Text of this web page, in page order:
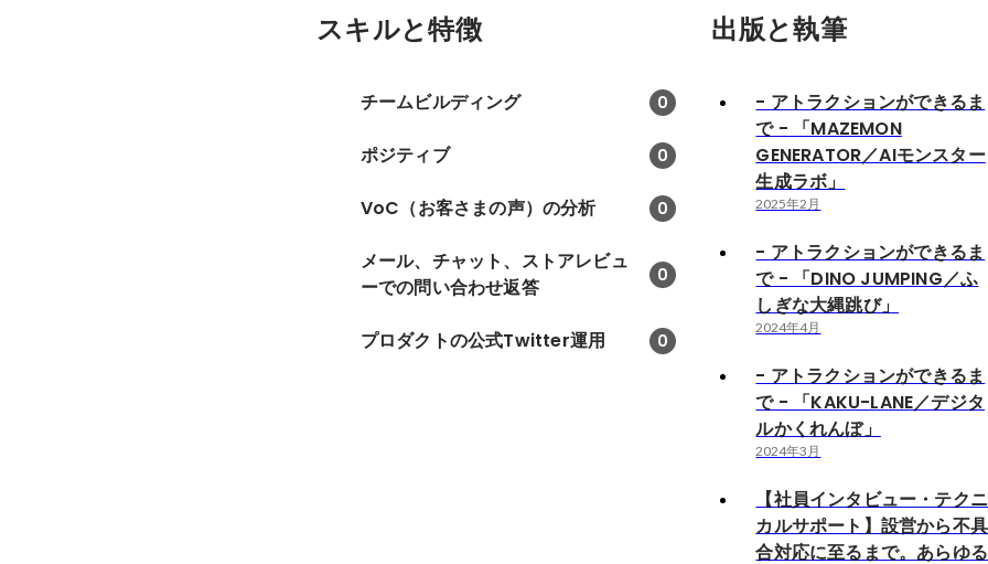
スキルと特徴
チームビルディング 0
ポジティブ 0
VoC（お客さまの声）の分析 0
メール、チャット、ストアレビュ
ーでの問い合わせ返答
0
プロダクトの公式Twitter運用 0
出版と執筆
- アトラクションができるま
で - 「MAZEMON
GENERATOR／AIモンスター
生成ラボ」
2025年2月
- アトラクションができるま
で - 「DINO JUMPING／ふ
しぎな大縄跳び」
2024年4月
- アトラクションができるま
で - 「KAKU-LANE／デジタ
ルかくれんぼ」
2024年3月
【社員インタビュー・テクニ
カルサポート】設営から不具
合対応に至るまで。あらゆる